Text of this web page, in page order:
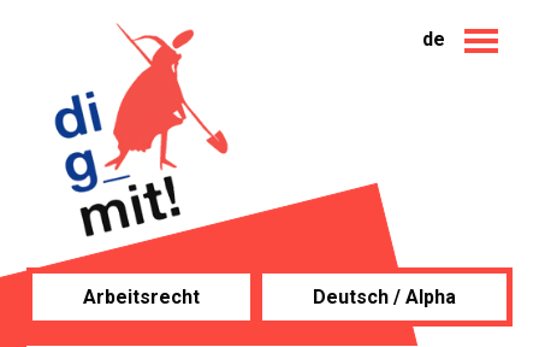
de
Arbeitsrecht Deutsch / Alpha